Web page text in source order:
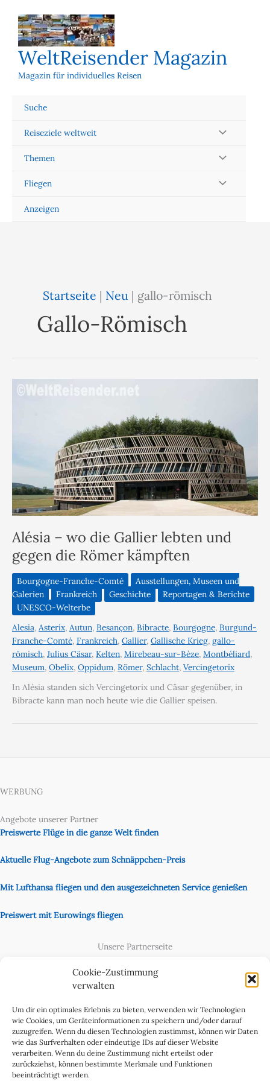
Cookie-Zustimmung
verwalten
Um dir ein optimales Erlebnis zu bieten, verwenden wir Technologien
wie Cookies, um Geräteinformationen zu speichern und/oder darauf
zuzugreifen. Wenn du diesen Technologien zustimmst, können wir Daten
wie das Surfverhalten oder eindeutige IDs auf dieser Website
verarbeiten. Wenn du deine Zustimmung nicht erteilst oder
zurückziehst, können bestimmte Merkmale und Funktionen
beeinträchtigt werden.
Inhalt
springen
WeltReisender Magazin
Magazin für individuelles Reisen
Suche
Reiseziele weltweit
Themen
Fliegen
Anzeigen
Startseite | Neu | gallo-römisch
Gallo-Römisch
Alésia – wo die Gallier lebten und
gegen die Römer kämpften
Bourgogne-Franche-Comté
Ausstellungen, Museen und
Galerien
Frankreich Geschichte
Reportagen & Berichte
UNESCO-Welterbe
Alesia, Asterix, Autun, Besançon, Bibracte, Bourgogne, Burgund-
Franche-Comté, Frankreich, Gallier, Gallische Krieg, gallo-
römisch, Julius Cäsar, Kelten, Mirebeau-sur-Bèze, Montbéliard,
Museum, Obelix, Oppidum, Römer, Schlacht, Vercingetorix
In Alésia standen sich Vercingetorix und Cäsar gegenüber, in
Bibracte kann man noch heute wie die Gallier speisen.
WERBUNG
Angebote unserer Partner
Preiswerte Flüge in die ganze Welt finden
Aktuelle Flug-Angebote zum Schnäppchen-Preis
Mit Lufthansa fliegen und den ausgezeichneten Service genießen
Preiswert mit Eurowings fliegen
Unsere Partnerseite